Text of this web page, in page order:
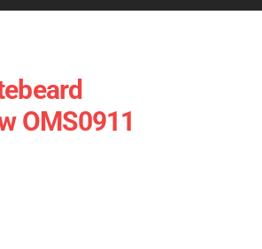
OMS0911